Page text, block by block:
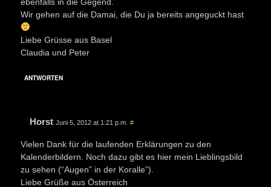
Wir gehen auf die Damai, die Du ja bereits angeguckt hast
Liebe Grüsse aus Basel
Claudia und Peter
ANTWORTEN
Horst Juni 5, 2012 at 1:21 p.m. #
Vielen Dank für die laufenden Erklärungen zu den
Kalenderbildern. Noch dazu gibt es hier mein Lieblingsbild
zu sehen (“Augen” in der Koralle”).
Liebe Grüße aus Österreich